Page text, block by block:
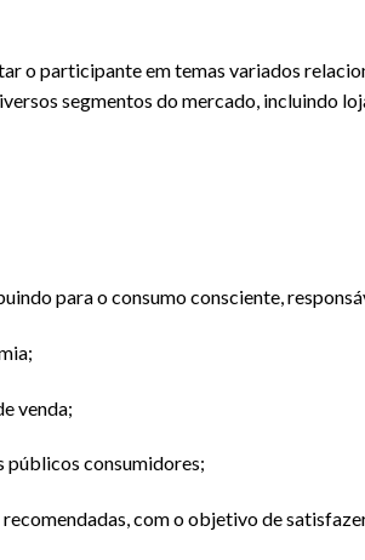
o participante em temas variados
segmentos do mercado, incluindo
para o consumo consciente,
venda;
públicos consumidores;
com o objetivo de